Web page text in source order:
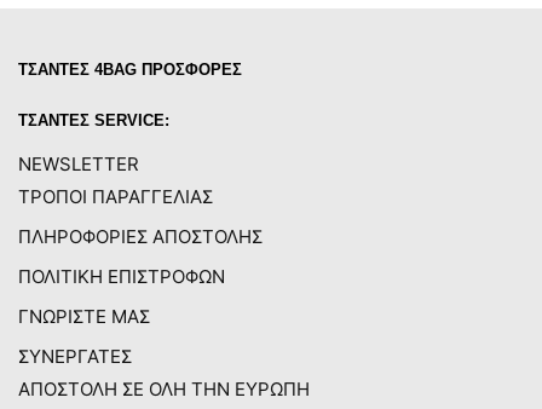
ΤΣΑΝΤΕΣ 4BAG ΠΡΟΣΦΟΡΕΣ
ΤΣΑΝΤΕΣ SERVICE:
NEWSLETTER
ΤΡΟΠΟΙ ΠΑΡΑΓΓΕΛΙΑΣ
ΠΛΗΡΟΦΟΡΙΕΣ ΑΠΟΣΤΟΛΗΣ
ΠΟΛΙΤΙΚΗ ΕΠΙΣΤΡΟΦΩΝ
ΓΝΩΡΙΣΤΕ ΜΑΣ
ΣΥΝΕΡΓΑΤΕΣ
ΑΠΟΣΤΟΛΗ ΣΕ ΟΛΗ ΤΗΝ ΕΥΡΩΠΗ